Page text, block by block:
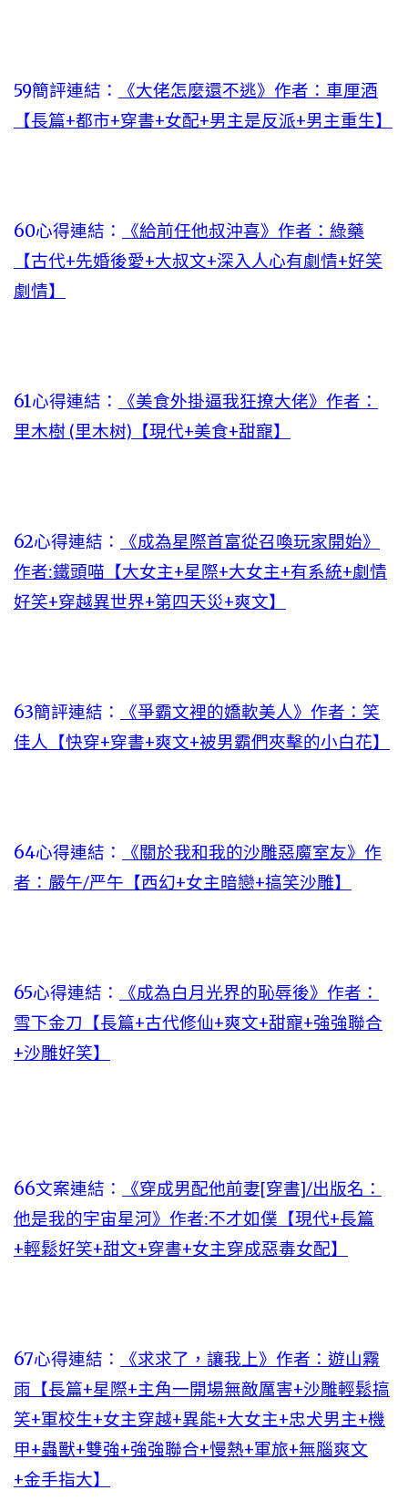
59簡評連結：
《大佬怎麼還不逃》作者：車厘酒
【長篇+都市+穿書+女配+男主是反派+男主重生】
60心得連結：
《給前任他叔沖喜》作者：綠藥
【古代+先婚後愛+大叔文+深入人心有劇情+好笑
劇情】
61心得連結：
《美食外掛逼我狂撩大佬》作者：
里木樹 (里木树)【現代+美食+甜寵】
62心得連結：
《成為星際首富從召喚玩家開始》
作者:鐵頭喵【大女主+星際+大女主+有系統+劇情
好笑+穿越異世界+第四天災+爽文】
63簡評連結：
《爭霸文裡的嬌軟美人》作者：笑
佳人【快穿+穿書+爽文+被男霸們夾擊的小白花】
64心得連結：
《關於我和我的沙雕惡魔室友》作
者：嚴午/严午【西幻+女主暗戀+搞笑沙雕】
65心得連結：
《成為白月光界的恥辱後》作者：
雪下金刀【長篇+古代修仙+爽文+甜寵+強強聯合
+沙雕好笑】
66文案連結：
《穿成男配他前妻[穿書]/出版名：
他是我的宇宙星河》作者:不才如僕【現代+長篇
+輕鬆好笑+甜文+穿書+女主穿成惡毒女配】
67心得連結：
《求求了，讓我上》作者：遊山霧
雨【長篇+星際+主角一開場無敵厲害+沙雕輕鬆搞
笑+軍校生+女主穿越+異能+大女主+忠犬男主+機
甲+蟲獸+雙強+強強聯合+慢熱+軍旅+無腦爽文
+金手指大】